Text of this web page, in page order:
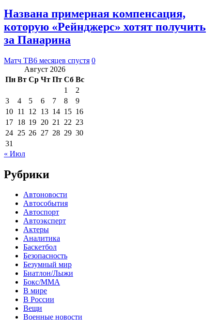
Названа примерная компенсация,
которую «Рейнджерс» хотят получить
за Панарина
Матч ТВ6 месяцев спустя 0
Август 2026
Пн Вт Ср Чт Пт Сб Вс
1
2
3
4 5 6 7 8
9
10 11 12 13 14 15 16
17 18 19 20 21 22 23
24 25 26 27 28 29 30
31
« Июл
Рубрики
Автоновости
Автособытия
Автоспорт
Автоэксперт
Актеры
Аналитика
Баскетбол
Безопасность
Безумный мир
Биатлон/Лыжи
Бокс/MMA
В мире
В России
Вещи
Военные новости